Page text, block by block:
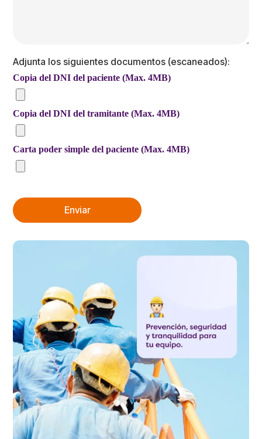
Adjunta los siguientes documentos (escaneados):
Copia del DNI del paciente (Max. 4MB)
Copia del DNI del tramitante (Max. 4MB)
Carta poder simple del paciente (Max. 4MB)
Enviar